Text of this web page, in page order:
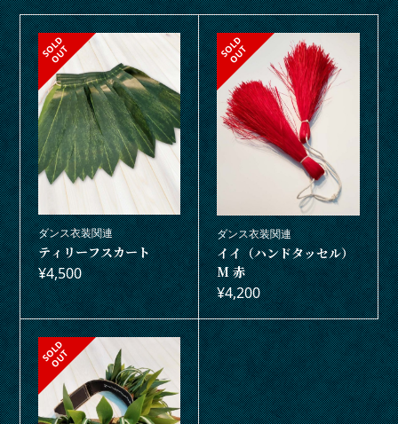
S
O
L
D
O
U
T
ダンス衣装関連
ティリーフスカート
¥4,500
S
O
L
D
O
U
T
ダンス衣装関連
イイ（ハンドタッセル）
M 赤
¥4,200
S
O
L
D
O
U
T